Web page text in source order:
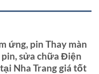
ứng, pin Thay màn
sửa chữa Điện
Nha Trang giá tốt